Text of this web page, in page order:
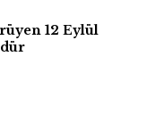
12 Eylül